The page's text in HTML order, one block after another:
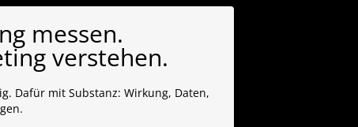
messen.
verstehen.
Dafür mit Substanz: Wirkung, Daten,